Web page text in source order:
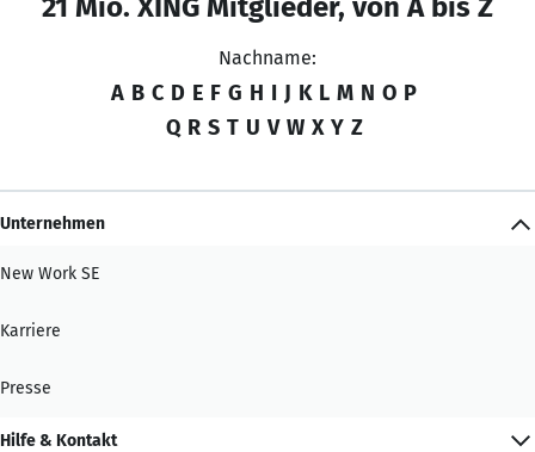
Nachname:
A B C D E F G H I J K L M N O P
Q R S T U V W X Y Z
Unternehmen
New Work SE
Karriere
Presse
Hilfe & Kontakt